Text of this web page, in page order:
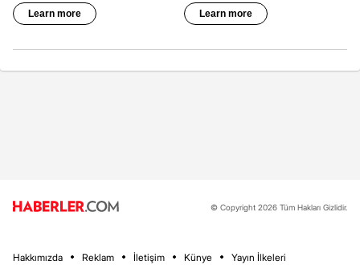
© Copyright 2026 Tüm Hakları Gizlidir.
Hakkımızda Reklam İletişim Künye Yayın İlkeleri